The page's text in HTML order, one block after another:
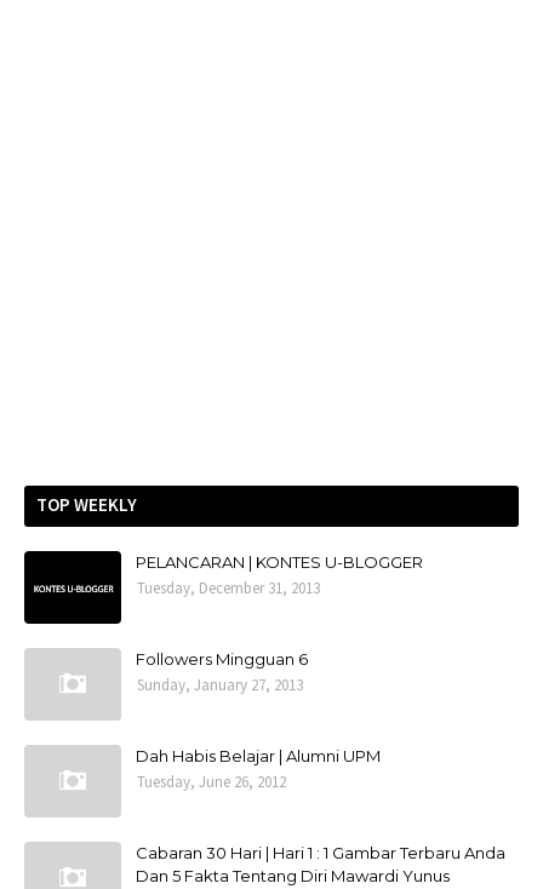
TOP WEEKLY
PELANCARAN | KONTES U-BLOGGER
Tuesday, December 31, 2013
Followers Mingguan 6
Sunday, January 27, 2013
Dah Habis Belajar | Alumni UPM
Tuesday, June 26, 2012
Cabaran 30 Hari | Hari 1 : 1 Gambar Terbaru Anda
Dan 5 Fakta Tentang Diri Mawardi Yunus